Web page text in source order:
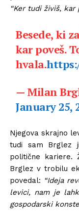
“Ker tudi živiš, kar
Besede, ki
kar poveš.
hvala.
— Milan
January 25,
Njegova skrajno
tudi sam Brglez
politične kariere.
Brglez v trobilu
povedal: “Ideja
levici, nam je
gospodarski